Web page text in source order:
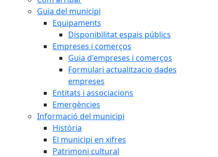
Guia del municipi
Equipaments
Disponibilitat espais públics
Empreses i comerços
Guia d'empreses i comerços
Formulari actualitzacio dades
empreses
Entitats i associacions
Emergències
Informació del municipi
Història
El municipi en xifres
Patrimoni cultural